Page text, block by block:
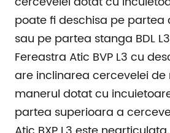
poate fi deschisa pe partea
sau pe partea stanga BDL
Fereastra Atic BVP L3 cu
are inclinarea cercevelei de
manerul dotat cu
partea superioara a